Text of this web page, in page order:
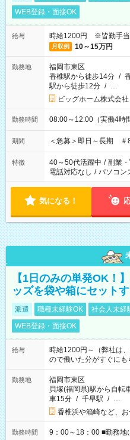
WEB登録・面接OK
給与 時給1200円 ※皆勤手当
月収例 10～15万円
勤務地
福岡市東区
香椎駅から徒歩14分 /
駅から徒歩12分 / …
ビッグホーム株式会社
勤務時間 08:00～12:00（実働4時
期間 ＜急募＞即日～長期 ＃
特徴 40～50代活躍中 / 副業
電話対応なし / パソコン
気になる！
【1日のみの単発OK！
ッズを袋や箱にセット
派遣 職種未経験OK 社会人未経
WEB登録・面接OK
給与
時給1200円～（弊社は
ので働いた分がすぐにも
勤務地
福岡市東区
貝塚(福岡県)駅から自転
車15分 / 千早駅 / …
香椎浜や箱崎など、お
勤務時間 9：00～18：00 ■勤務地